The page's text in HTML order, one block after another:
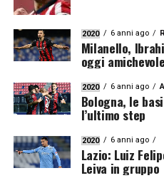
2020 6 anni ago
Milanello,
oggi
2020 6 anni ago
Bologna, le
l’ultimo step
2020 6 anni ago
Lazio: Luiz
Leiva in gruppo